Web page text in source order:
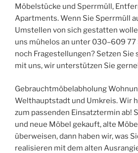
Möbelstücke und Sperrmüll,
Apartments. Wenn Sie Sperrmüll
Umstellen von sich gestatten
uns mühelos an unter 030–609
noch Fragestellungen? Setzen Sie
mit uns, wir unterstützen Sie
Gebrauchtmöbelabholung
Welthauptstadt und Umkreis. Wir
zum passenden Einsatztermin ab!
und neue Möbel gekauft, alte
überweisen, dann haben wir, was
realisieren mit dem alten